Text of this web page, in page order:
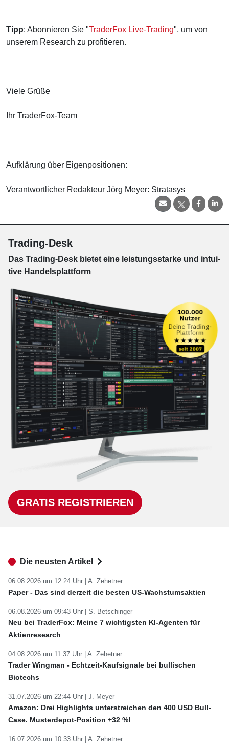
Tipp: Abonnieren Sie "TraderFox Live-Trading", um von
unserem Research zu profitieren.
Viele Grüße
Ihr TraderFox-Team
Aufklärung über Eigenpositionen:
Verantwortlicher Redakteur Jörg Meyer: Stratasys
Trading-Desk
Das Trading-Desk bie­tet eine leis­tungs­star­ke und in­tui­
tive Han­dels­platt­form
GRATIS REGISTRIEREN
Die neusten Artikel
06.08.2026 um 12:24 Uhr | A. Zehetner
Paper - Das sind derzeit die besten US-Wachstumsaktien
06.08.2026 um 09:43 Uhr | S. Betschinger
Neu bei TraderFox: Meine 7 wichtigsten KI-Agenten für
Aktienresearch
04.08.2026 um 11:37 Uhr | A. Zehetner
Trader Wingman - Echtzeit-Kaufsignale bei bullischen
Biotechs
31.07.2026 um 22:44 Uhr | J. Meyer
Amazon: Drei Highlights unterstreichen den 400 USD Bull-
Case. Musterdepot-Position +32 %!
16.07.2026 um 10:33 Uhr | A. Zehetner